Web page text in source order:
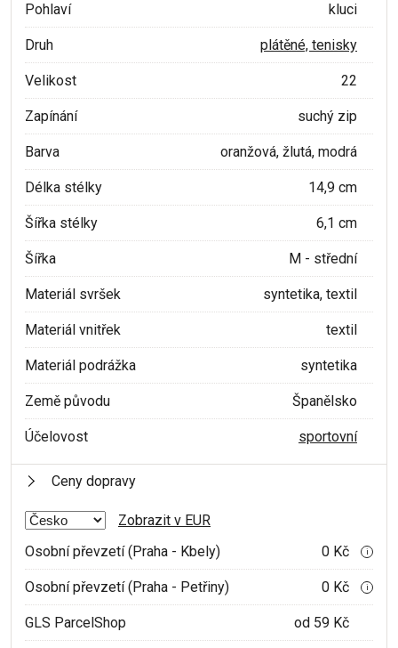
Pohlaví kluci
Druh plátěné, tenisky
Velikost 22
Zapínání suchý zip
Barva oranžová, žlutá, modrá
Délka stélky 14,9 cm
Šířka stélky 6,1 cm
Šířka M - střední
Materiál svršek syntetika, textil
Materiál vnitřek textil
Materiál podrážka syntetika
Země původu Španělsko
Účelovost sportovní
Ceny dopravy
Zobrazit v EUR
Osobní převzetí (Praha - Kbely)
0 Kč i
Osobní převzetí (Praha - Petřiny) 0 Kč i
GLS ParcelShop od 59 Kč